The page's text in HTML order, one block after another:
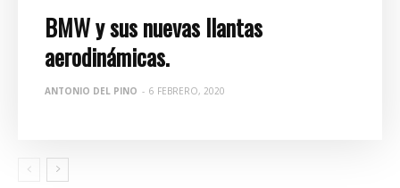
BMW y sus nuevas llantas
aerodinámicas.
ANTONIO DEL PINO - 6 FEBRERO, 2020